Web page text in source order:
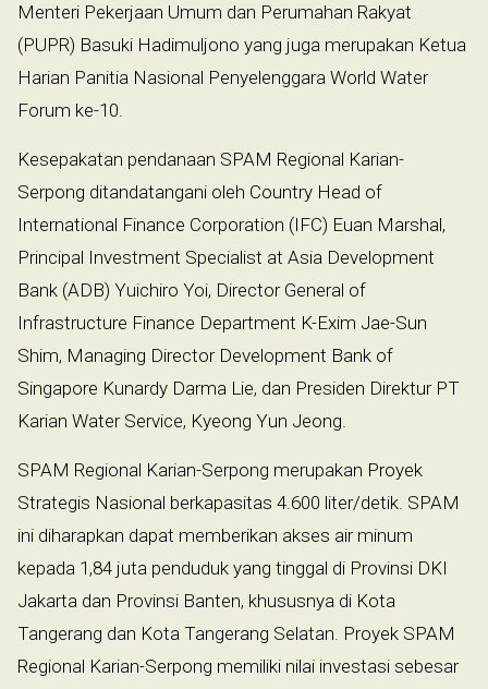
Menteri Pekerjaan Umum dan Perumahan Rakyat
(PUPR) Basuki Hadimuljono yang juga merupakan Ketua
Harian Panitia Nasional Penyelenggara World Water
Forum ke-10.
Kesepakatan pendanaan SPAM Regional Karian-
Serpong ditandatangani oleh Country Head of
International Finance Corporation (IFC) Euan Marshal,
Principal Investment Specialist at Asia Development
Bank (ADB) Yuichiro Yoi, Director General of
Infrastructure Finance Department K-Exim Jae-Sun
Shim, Managing Director Development Bank of
Singapore Kunardy Darma Lie, dan Presiden Direktur PT
Karian Water Service, Kyeong Yun Jeong.
SPAM Regional Karian-Serpong merupakan Proyek
Strategis Nasional berkapasitas 4.600 liter/detik. SPAM
ini diharapkan dapat memberikan akses air minum
kepada 1,84 juta penduduk yang tinggal di Provinsi DKI
Jakarta dan Provinsi Banten, khususnya di Kota
Tangerang dan Kota Tangerang Selatan. Proyek SPAM
Regional Karian-Serpong memiliki nilai investasi sebesar